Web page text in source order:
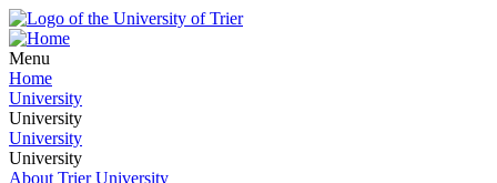
Menu
Home
University
University
University
University
About Trier University